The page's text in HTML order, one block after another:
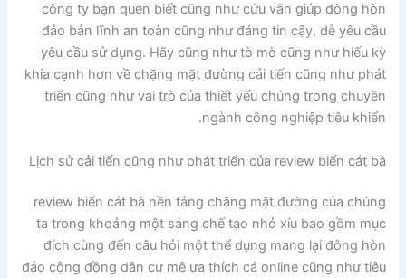
công ty bạn quen biết cũng như cứu vãn giúp đông hòn
đảo bản lĩnh an toàn cũng như đáng tin cậy, dễ yêu cầu
yêu cầu sử dụng. Hãy cũng như tò mò cũng như hiếu kỳ
khía cạnh hơn về chặng mặt đường cải tiến cũng như phát
triển cũng như vai trò của thiết yếu chúng trong chuyên
ngành công nghiệp tiêu khiển.
Lịch sử cải tiến cũng như phát triển của review biển cát bà
review biển cát bà nền tảng chặng mặt đường của chúng
ta trong khoảng một sáng chế tạo nhỏ xíu bao gồm mục
đích cùng đến câu hỏi một thể dụng mang lại đông hòn
đảo cộng đồng dân cư mê ưa thích cá online cũng như tiêu